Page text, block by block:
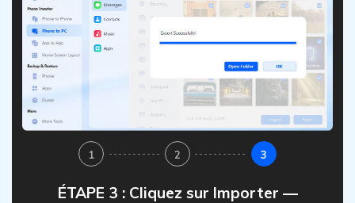
1 2 3
ÉTAPE 3 : Cliquez sur Importer —